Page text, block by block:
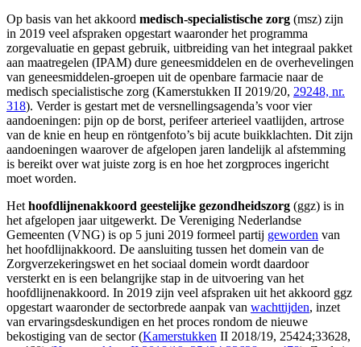
Op basis van het akkoord medisch-specialistische zorg (msz) zijn
in 2019 veel afspraken opgestart waaronder het programma
zorgevaluatie en gepast gebruik, uitbreiding van het integraal pakket
aan maatregelen (IPAM) dure geneesmiddelen en de overhevelingen
van geneesmiddelen-groepen uit de openbare farmacie naar de
medisch specialistische zorg (Kamerstukken II 2019/20, 29248, nr.
318). Verder is gestart met de versnellingsagenda’s voor vier
aandoeningen: pijn op de borst, perifeer arterieel vaatlijden, artrose
van de knie en heup en röntgenfoto’s bij acute buikklachten. Dit zijn
aandoeningen waarover de afgelopen jaren landelijk al afstemming
is bereikt over wat juiste zorg is en hoe het zorgproces ingericht
moet worden.
Het hoofdlijnenakkoord geestelijke gezondheidszorg (ggz) is in
het afgelopen jaar uitgewerkt. De Vereniging Nederlandse
Gemeenten (VNG) is op 5 juni 2019 formeel partij geworden van
het hoofdlijnakkoord. De aansluiting tussen het domein van de
Zorgverzekeringswet en het sociaal domein wordt daardoor
versterkt en is een belangrijke stap in de uitvoering van het
hoofdlijnenakkoord. In 2019 zijn veel afspraken uit het akkoord ggz
opgestart waaronder de sectorbrede aanpak van wachttijden, inzet
van ervaringsdeskundigen en het proces rondom de nieuwe
bekostiging van de sector (Kamerstukken II 2018/19, 25424;33628,